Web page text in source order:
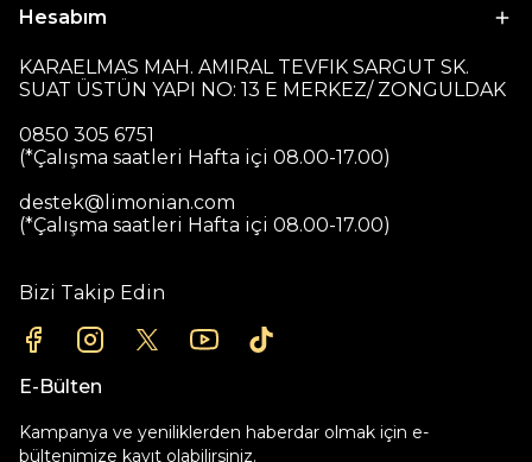
Hesabım
KARAELMAS MAH. AMIRAL TEVFIK SARGUT SK.
SUAT ÜSTÜN YAPI NO: 13 E MERKEZ/ ZONGULDAK
0850 305 6751
(*Çalışma saatleri Hafta içi 08.00-17.00)
destek@limonian.com
(*Çalışma saatleri Hafta içi 08.00-17.00)
Bizi Takip Edin
E-Bülten
Kampanya ve yeniliklerden haberdar olmak için e-
bültenimize kayıt olabilirsiniz.